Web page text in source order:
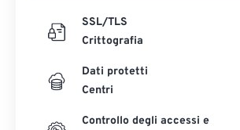
SSL/TLS
Crittografia
Dati protetti
Centri
Controllo degli accessi e